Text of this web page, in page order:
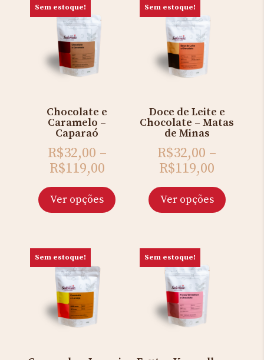
Sem estoque!
Chocolate e
Caramelo –
Caparaó
R$32,00 –
R$119,00
Ver opções
Sem estoque!
Doce de Leite e
Chocolate – Matas
de Minas
R$32,00 –
R$119,00
Ver opções
Sem estoque! Sem estoque!